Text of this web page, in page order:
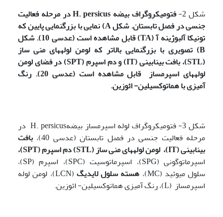
شکل 2- فتومیکروگراف بیضه H. persicusدر مرحله فعالیت
جنسی در فصل تابستان. شکلA) نمایی با بزرگنمایی پایین که
تونیکا آلبوژینه آ (TA) قابل مشاهده است (عدسی 10). شکل
B) تصویری با بزرگنمایی بالاتر که لومن لوله­های منی ساز
(
STL)، بافت بینابینی (IT) و دم اسپرم (SPT) در فضای لومن
لوله­های
اسپرم­ساز قابل مشاهده است (عدسی 20). رنگ
آمیزی با هماتوکسیلین- ائوزین.
شکل 3- فتومیکروگراف لوله اسپرم­ساز بیضهH. persicus در
مرحله فعالیت جنسی در فصل تابستان (عدسی 40)،
بافت
بینابینی (IT)، لومن لوله­های منی ساز (STL) دم اسپرم (SPT)،
اسپرماتوگونی (SPG)، اسپرماتوسیت (SPC)، اسپرم (SP)،
سلول میوئید (MC)،
هسته سلول لایدیگ
(LCN)، لومن لوله
اسپرم­ساز (L)، رنگ آمیزی هماتوکسیلین- ائوزین.